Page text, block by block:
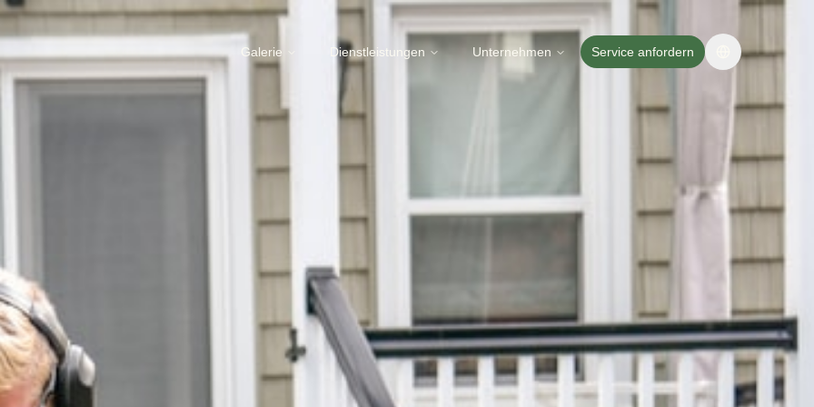
Galerie Dienstleistungen Unternehmen Service anfordern
Change